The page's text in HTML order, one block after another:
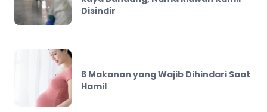
Disindir
6 Makanan yang Wajib Dihindari Saat
Hamil